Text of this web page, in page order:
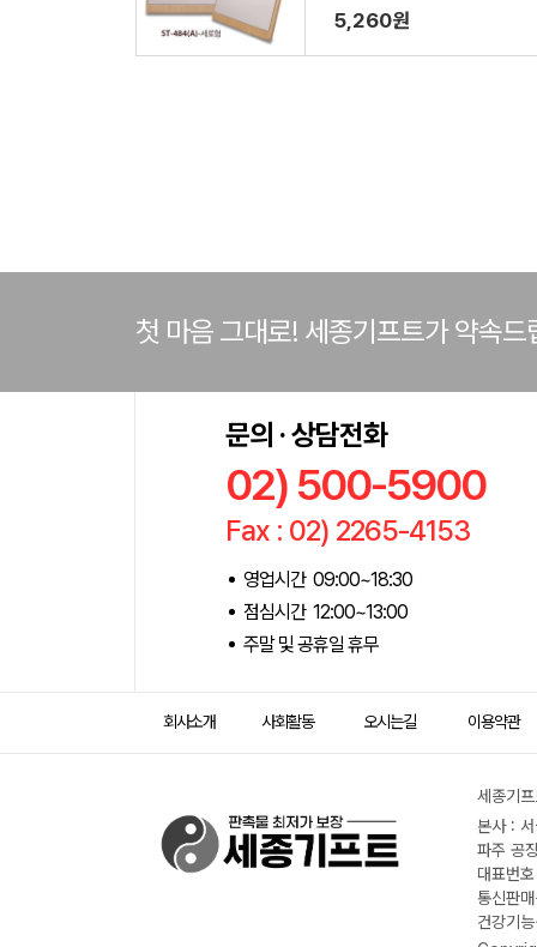
*260mm)
5,260원
첫 마음 그대로! 세종기프트가 약속드
문의 · 상담전화
02) 500-5900
Fax : 02) 2265-4153
영업시간 09:00~18:30
점심시간 12:00~13:00
주말 및 공휴일 휴무
회사소개 사회활동 오시는길 이용약관
세종기
본사 :
파주 공
대표번
통신판
건강기